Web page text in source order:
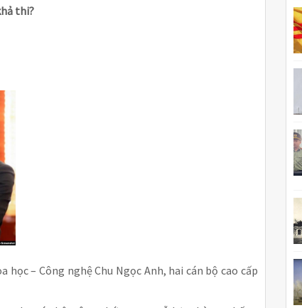
thi?
– Công nghệ Chu Ngọc Anh, hai cán bộ cao cấp